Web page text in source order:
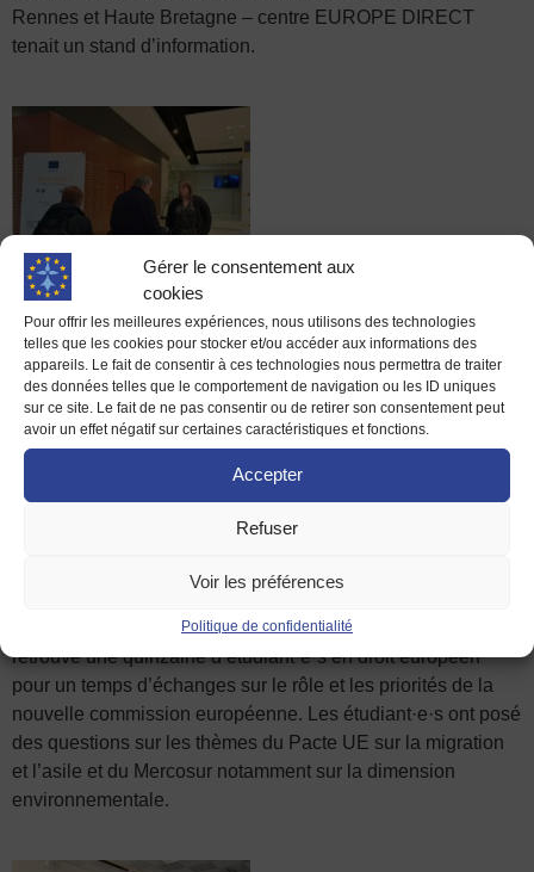
Gérer le consentement aux
cookies
Pour offrir les meilleures expériences, nous utilisons des technologies
telles que les cookies pour stocker et/ou accéder aux informations des
appareils. Le fait de consentir à ces technologies nous permettra de traiter
des données telles que le comportement de navigation ou les ID uniques
sur ce site. Le fait de ne pas consentir ou de retirer son consentement peut
avoir un effet négatif sur certaines caractéristiques et fonctions.
Accepter
Refuser
Voir les préférences
Politique de confidentialité
Rennes et Haute Bretagne – centre EUROPE DIRECT
tenait un stand d’information.
CESER BRETAGNE: Conseil Économique, Social et
Environnemental Régional : les membres représentent les
salariés, les entreprises, les exploitants agricoles, les
artisans mais aussi les professions libérales, les mutuelles,
les coopératives et les chambres consulaires, le monde
associatif et les organisations environnementales
organisée dans la plus ancienne bibliothèque d’Europe
Commission européenne. Ensuite, Jessica LARSSON a
retrouvé une quinzaine d’étudiant·e·s en droit européen
pour un temps d’échanges sur le rôle et les priorités de la
nouvelle commission européenne. Les étudiant·e·s ont posé
des questions sur les thèmes du Pacte UE sur la migration
et l’asile et du Mercosur notamment sur la dimension
environnementale.